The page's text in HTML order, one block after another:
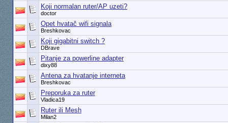
Koji normalan ruter/AP uzeti?
doctor
Opet hvatač wifi signala
Breshkovac
Koji gigabitni switch ?
DBrave
Pitanje za powerline adapter
dixy88
Antena za hvatanje interneta
Breshkovac
Preporuka za ruter
Vladica19
Ruter ili Mesh
Milan2